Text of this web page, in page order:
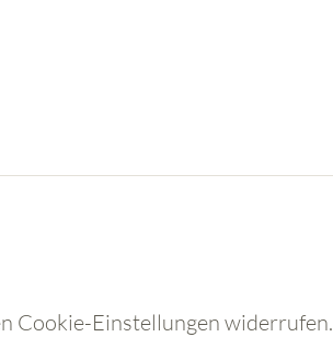
Cookie-Einstellungen widerrufen.